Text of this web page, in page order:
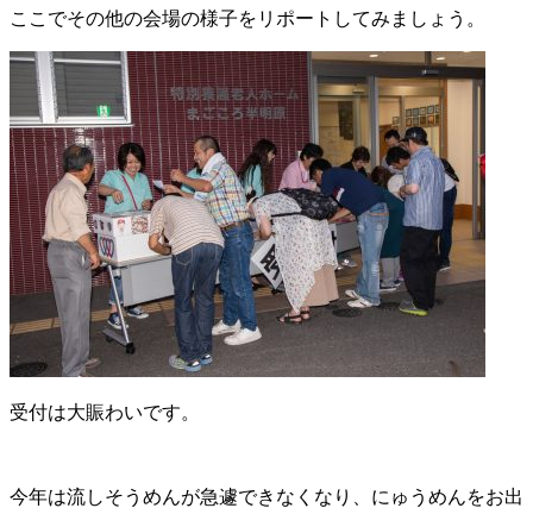
ここでその他の会場の様子をリポートしてみましょう。
受付は大賑わいです。
今年は流しそうめんが急遽できなくなり、にゅうめんをお出